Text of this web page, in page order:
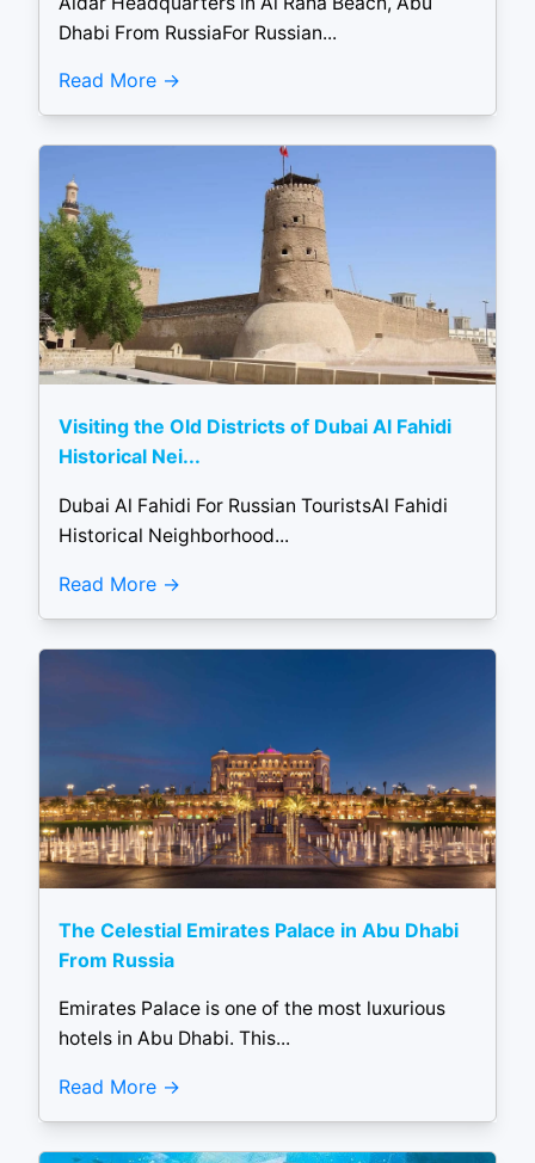
Dhabi From RussiaFor Russian...
Read More
Visiting the Old Districts of Dubai Al Fahidi
Historical Nei...
Dubai Al Fahidi For Russian TouristsAl Fahidi
Historical Neighborhood...
Read More
The Celestial Emirates Palace in Abu Dhabi
From Russia
Emirates Palace is one of the most luxurious
hotels in Abu Dhabi. This...
Read More